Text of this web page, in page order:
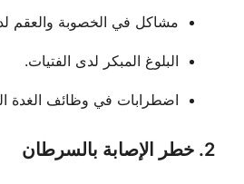
مشاكل في الخصوبة والعقم
البلوغ المبكر لدى الفتيات.
اضطرابات في وظائف الغدة
2. خطر الإصابة بالسرطان